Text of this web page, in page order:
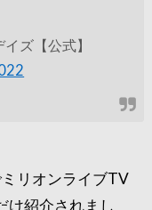
ズ【公式】
リオンライブTV
け紹介されまし